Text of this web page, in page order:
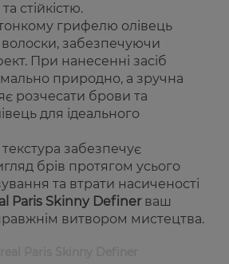
стійкістю.
грифелю олівець
волоски, забезпечуючи
При нанесенні засіб
природно, а зручна
розчесати брови та
для ідеального
забезпечує
брів протягом усього
та втрати насиченості
Paris Skinny Definerваш
витвором мистецтва.